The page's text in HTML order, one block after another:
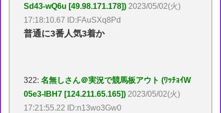
Sd43-wQ6u [49.98.171.178]) 2023/05/02(火)
17:18:10.67 ID:FAuSXq8Pd
普通に3番人気3着か
322:名無しさん＠実況で競馬板アウト (ﾜｯﾁｮｲW
05e3-lBH7 [124.211.65.165]) 2023/05/02(火)
17:21:55.22 ID:n13wo3Gw0